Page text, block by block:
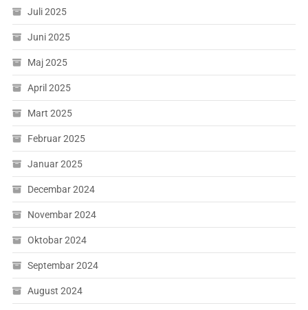
Juli 2025
Juni 2025
Maj 2025
April 2025
Mart 2025
Februar 2025
Januar 2025
Decembar 2024
Novembar 2024
Oktobar 2024
Septembar 2024
August 2024